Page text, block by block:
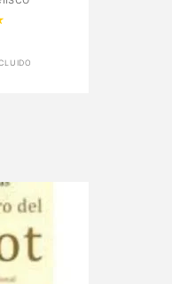
Valorado con